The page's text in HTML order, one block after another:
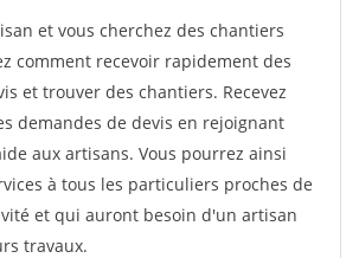
et vous cherchez des chantiers
comment recevoir rapidement des
et trouver des chantiers. Recevez
demandes de devis en rejoignant
aux artisans. Vous pourrez ainsi
à tous les particuliers proches de
et qui auront besoin d'un artisan
travaux.